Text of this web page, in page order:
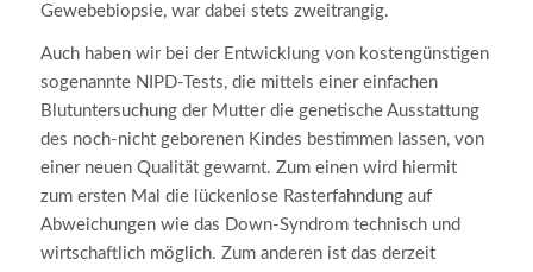
Gewebebiopsie, war dabei stets zweitrangig.
Auch haben wir bei der Entwicklung von kostengünstigen
sogenannte NIPD-Tests, die mittels einer einfachen
Blutuntersuchung der Mutter die genetische Ausstattung
des noch-nicht geborenen Kindes bestimmen lassen, von
einer neuen Qualität gewarnt. Zum einen wird hiermit
zum ersten Mal die lückenlose Rasterfahndung auf
Abweichungen wie das Down-Syndrom technisch und
wirtschaftlich möglich. Zum anderen ist das derzeit